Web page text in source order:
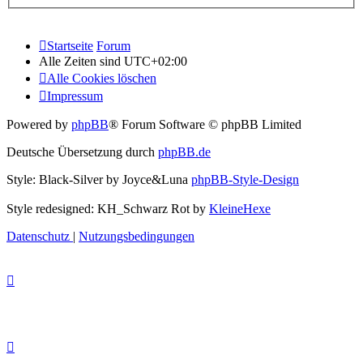
Startseite Forum
Alle Zeiten sind UTC+02:00
Alle Cookies löschen
Impressum
Powered by phpBB® Forum Software © phpBB Limited
Deutsche Übersetzung durch phpBB.de
Style: Black-Silver by Joyce&Luna phpBB-Style-Design
Style redesigned: KH_Schwarz Rot by KleineHexe
Datenschutz | Nutzungsbedingungen